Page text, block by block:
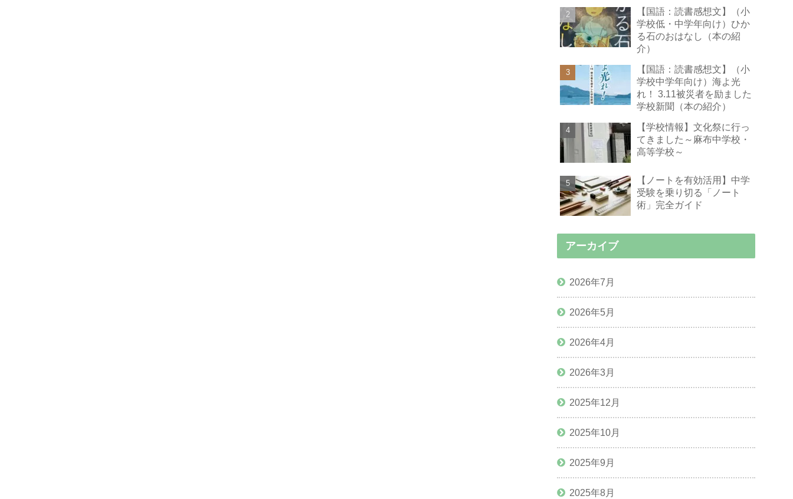
【国語：読書感想文】（小
学校低・中学年向け）ひか
る石のおはなし（本の紹
介）
【国語：読書感想文】（小
学校中学年向け）海よ光
れ！ 3.11被災者を励ました
学校新聞（本の紹介）
【学校情報】文化祭に行っ
てきました～麻布中学校・
高等学校～
【ノートを有効活用】中学
受験を乗り切る「ノート
術」完全ガイド
アーカイブ
2026年7月
2026年5月
2026年4月
2026年3月
2025年12月
2025年10月
2025年9月
2025年8月